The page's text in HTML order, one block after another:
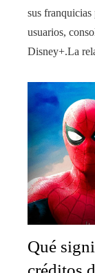
sus franquicias
usuarios,
Disney+.La
Qué